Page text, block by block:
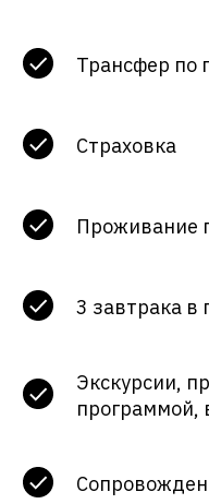
Трансфер по
Страховка
Проживание
3 завтрака в
Экскурсии,
программой,